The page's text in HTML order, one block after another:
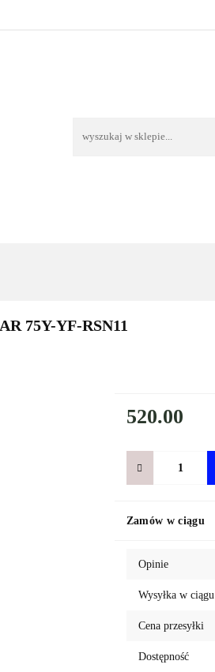
75Y-YF-RSN11
520.00
Zamów w ciągu
Opinie
Wysyłka w ciągu
Cena przesyłki
Dostępność